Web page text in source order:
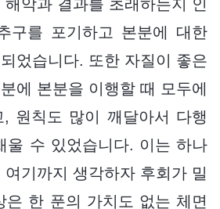
악과 결과를 초래하는지 인
구를 포기하고 본분에 대한
었습니다. 또한 자질이 좋은
에 본분을 이행할 때 모두에
원칙도 많이 깨달아서 다행
울 수 있었습니다. 이는 하나
기까지 생각하자 후회가 밀
은 한 푼의 가치도 없는 체면